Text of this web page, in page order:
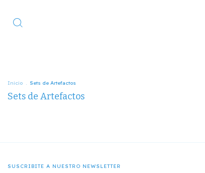
Inicio . Sets de Artefactos
Sets de Artefactos
SUSCRIBITE A NUESTRO NEWSLETTER